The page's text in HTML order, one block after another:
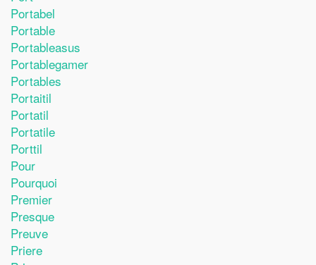
Portabel
Portable
Portableasus
Portablegamer
Portables
Portaitil
Portatil
Portatile
Porttil
Pour
Pourquoi
Premier
Presque
Preuve
Priere